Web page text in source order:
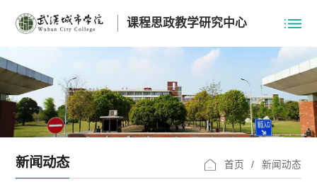
课程思政教学研究中心
新闻动态 首页 / 新闻动态